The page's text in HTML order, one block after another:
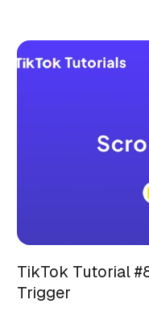
TikTok Tutorial
Trigger